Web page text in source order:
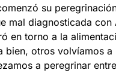
su
mal diagnosticada
en torno a la
bien, otros volvíamos
a peregrinar